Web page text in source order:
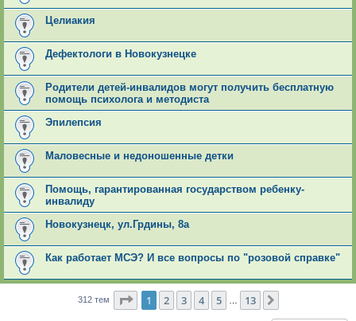
Целиакия
Дефектологи в Новокузнецке
Родители детей-инвалидов могут получить бесплатную
помощь психолога и методиста
Эпилепсия
Маловесные и недоношенные детки
Помощь, гарантированная государством ребенку-
инвалиду
Новокузнецк, ул.Грдины, 8а
Как работает МСЭ? И все вопросы по "розовой справке"
312 тем Страница из 13
1 2 3 4 5 13